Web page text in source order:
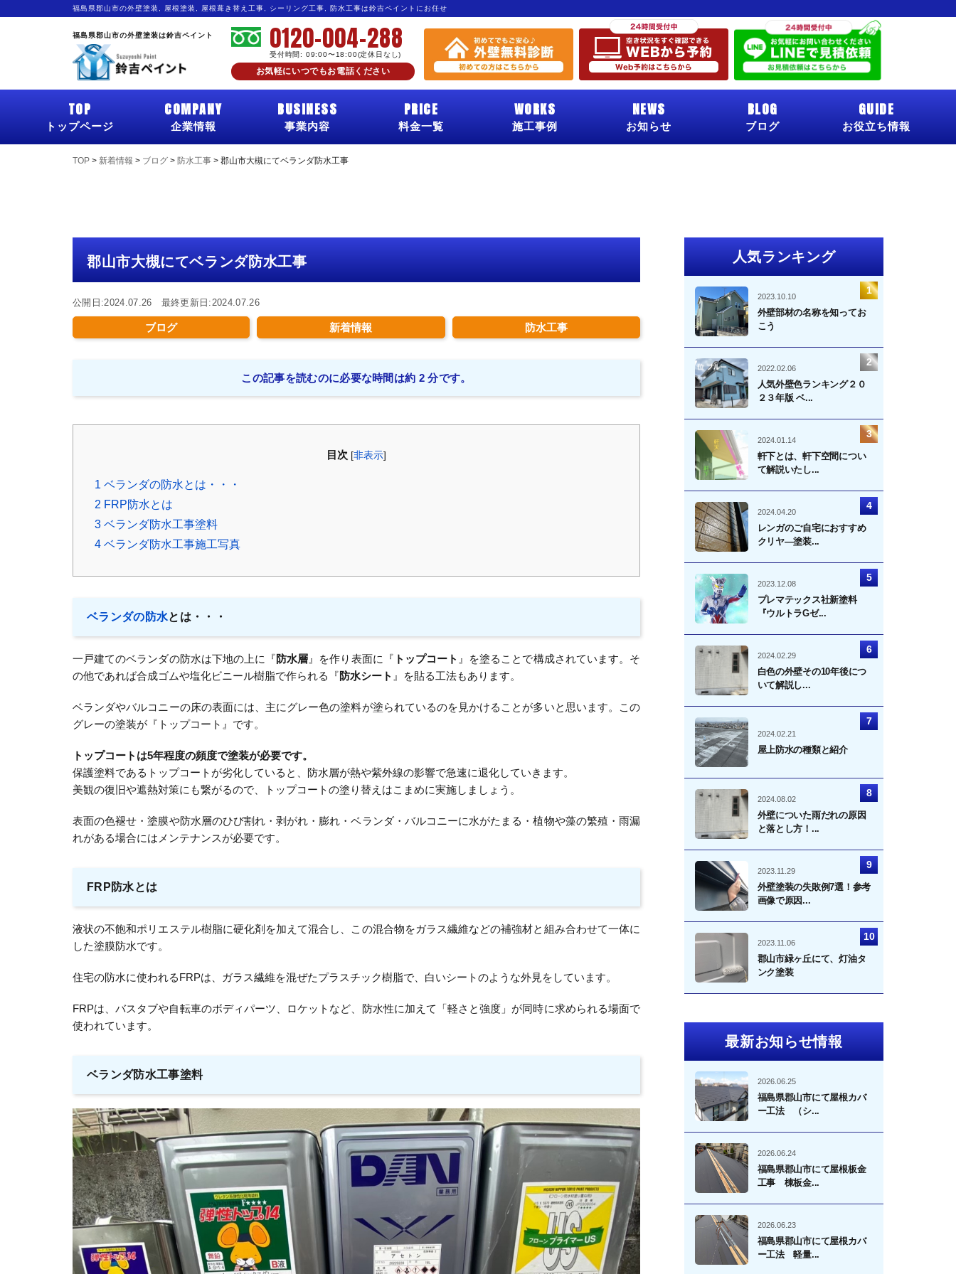
福島県郡山市の外壁塗装, 屋根塗装, 屋根葺き替え工事, シーリング工事, 防水工事は鈴吉ペイントにお任せ
福島県郡山市の外壁塗装は鈴吉ペイント 0120-004-288
受付時間: 09:00〜18:00(定休日なし)
お気軽にいつでもお電話ください
TOP
トップページ
COMPANY
企業情報
BUSINESS
事業内容
PRICE
料金一覧
WORKS
施工事例
NEWS
お知らせ
BLOG
ブログ
GUIDE
お役立ち情報
TOP > 新着情報 > ブログ > 防水工事 > 郡山市大槻にてベランダ防水工事
郡山市大槻にてベランダ防水工事
公開日:2024.07.26 最終更新日:2024.07.26
ブログ 新着情報 防水工事
この記事を読むのに必要な時間は約 2 分です。
目次 [非表示]
1 ベランダの防水とは・・・
2 FRP防水とは
3 ベランダ防水工事塗料
4 ベランダ防水工事施工写真
ベランダの防水とは・・・
一戸建てのベランダの防水は下地の上に『防水層 』を作り表面に『 トップコート 』を塗ることで構成されています。そ
の他であれば合成ゴムや塩化ビニール樹脂で作られる『防水シート 』を貼る工法もあります。
ベランダやバルコニーの床の表面には、主にグレー色の塗料が塗られているのを見かけることが多いと思います。この
グレーの塗装が『トップコート』です。
トップコートは5年程度の頻度で塗装が必要です。
保護塗料であるトップコートが劣化していると、防水層が熱や紫外線の影響で急速に退化していきます。
美観の復旧や遮熱対策にも繋がるので、トップコートの塗り替えはこまめに実施しましょう。
表面の色褪せ・塗膜や防水層のひび割れ・剥がれ・膨れ・ベランダ・バルコニーに水がたまる・植物や藻の繁殖・雨漏
れがある場合にはメンテナンスが必要です。
FRP防水とは
液状の不飽和ポリエステル樹脂に硬化剤を加えて混合し、この混合物をガラス繊維などの補強材と組み合わせて一体に
した塗膜防水です。
住宅の防水に使われるFRPは、ガラス繊維を混ぜたプラスチック樹脂で、白いシートのような外見をしています。
FRPは、バスタブや自転車のボディパーツ、ロケットなど、防水性に加えて「軽さと強度」が同時に求められる場面で
使われています。
ベランダ防水工事塗料
人気ランキング
2023.10.10
外壁部材の名称を知ってお
こう
2022.02.06
人気外壁色ランキング２０
２３年版 ベ...
2024.01.14
軒下とは、軒下空間につい
て解説いたし...
2024.04.20
レンガのご自宅におすすめ
クリヤ―塗装...
2023.12.08
プレマテックス社新塗料
『ウルトラGゼ...
2024.02.29
白色の外壁その10年後につ
いて解説し...
2024.02.21
屋上防水の種類と紹介
2024.08.02
外壁についた雨だれの原因
と落とし方！...
2023.11.29
外壁塗装の失敗例7選！参考
画像で原因...
2023.11.06
郡山市緑ヶ丘にて、灯油タ
ンク塗装
最新お知らせ情報
2026.06.25
福島県郡山市にて屋根カバ
ー工法 （シ...
2026.06.24
福島県郡山市にて屋根板金
工事 棟板金...
2026.06.23
福島県郡山市にて屋根カバ
ー工法 軽量...